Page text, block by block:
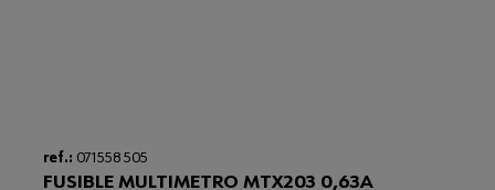
ref.: 071558 505
FUSIBLE MULTIMETRO MTX203 0,63A